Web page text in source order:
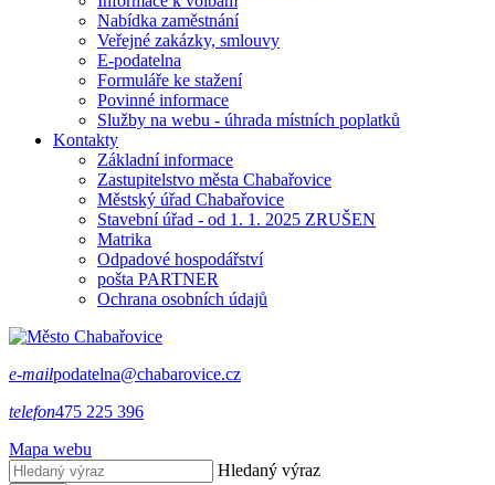
Nabídka zaměstnání
Veřejné zakázky, smlouvy
E-podatelna
Formuláře ke stažení
Povinné informace
Služby na webu - úhrada místních poplatků
Kontakty
Základní informace
Zastupitelstvo města Chabařovice
Městský úřad Chabařovice
Stavební úřad - od 1. 1. 2025 ZRUŠEN
Matrika
Odpadové hospodářství
pošta PARTNER
Ochrana osobních údajů
e-mailpodatelna@chabarovice.cz
telefon475 225 396
Mapa webu
Hledaný výraz